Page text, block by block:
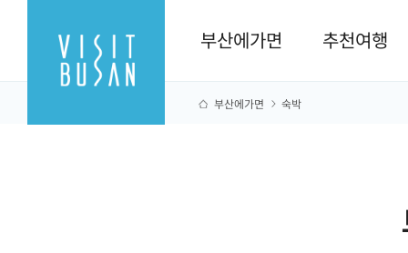
부산에가면 추천여행
부산에가면 숙박